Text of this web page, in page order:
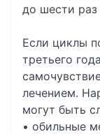
до шести раз
Если циклы
третьего
лечением.
могут быть
• обильные